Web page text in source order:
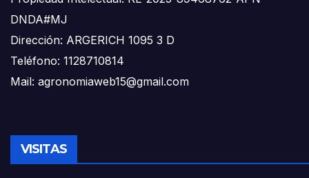
DNDA#MJ
Dirección: ARGERICH 1095 3 D
Teléfono: 1128710814
Mail: agronomiaweb15@gmail.com
VISITAS